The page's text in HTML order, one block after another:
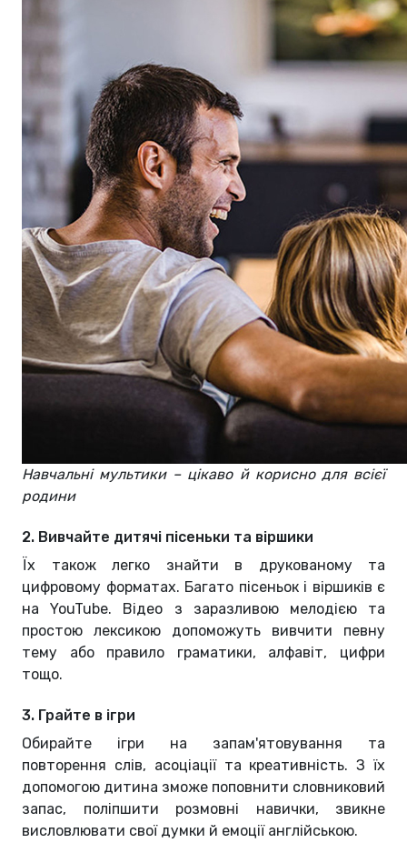
Навчальні мультики – цікаво й корисно для всієї
родини
2. Вивчайте дитячі пісеньки та віршики
Їх також легко знайти в друкованому та
цифровому форматах. Багато пісеньок і віршиків є
на YouTube. Відео з заразливою мелодією та
простою лексикою допоможуть вивчити певну
тему або правило граматики, алфавіт, цифри
тощо.
3. Грайте в ігри
Обирайте ігри на запам'ятовування та
повторення слів, асоціації та креативність. З їх
допомогою дитина зможе поповнити словниковий
запас, поліпшити розмовні навички, звикне
висловлювати свої думки й емоції англійською.